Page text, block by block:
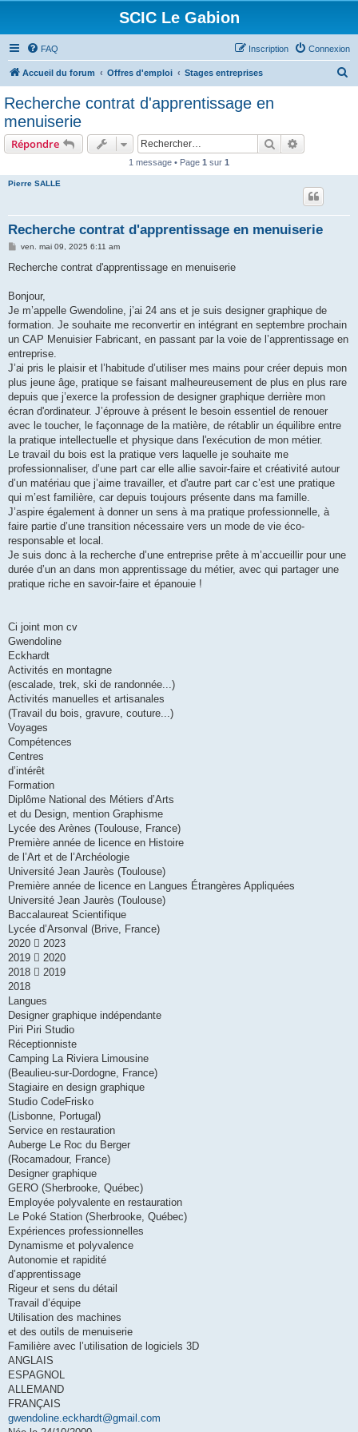
SCIC Le Gabion
FAQ Connexion
Inscription
Accueil du forum Offres d'emploi Stages entreprises
Recherche contrat d'apprentissage en
menuiserie
Répondre Rechercher
1 message • Page 1 sur 1
Pierre SALLE
Recherche contrat d'apprentissage en menuiserie
M
s
g
ven. mai 09, 2025 6:11 am
Recherche contrat d'apprentissage en menuiserie
Bonjour,
Je m’appelle Gwendoline, j’ai 24 ans et je suis designer graphique de
formation. Je souhaite me reconvertir en intégrant en septembre prochain
un CAP Menuisier Fabricant, en passant par la voie de l’apprentissage en
entreprise.
J’ai pris le plaisir et l’habitude d’utiliser mes mains pour créer depuis mon
plus jeune âge, pratique se faisant malheureusement de plus en plus rare
depuis que j’exerce la profession de designer graphique derrière mon
écran d'ordinateur. J’éprouve à présent le besoin essentiel de renouer
avec le toucher, le façonnage de la matière, de rétablir un équilibre entre
la pratique intellectuelle et physique dans l'exécution de mon métier.
Le travail du bois est la pratique vers laquelle je souhaite me
professionnaliser, d’une part car elle allie savoir-faire et créativité autour
d’un matériau que j’aime travailler, et d'autre part car c’est une pratique
qui m’est familière, car depuis toujours présente dans ma famille.
J’aspire également à donner un sens à ma pratique professionnelle, à
faire partie d’une transition nécessaire vers un mode de vie éco-
responsable et local.
Je suis donc à la recherche d’une entreprise prête à m’accueillir pour une
durée d’un an dans mon apprentissage du métier, avec qui partager une
pratique riche en savoir-faire et épanouie !
Ci joint mon cv
Gwendoline
Eckhardt
Activités en montagne
(escalade, trek, ski de randonnée...)
Activités manuelles et artisanales
(Travail du bois, gravure, couture...)
Voyages
Compétences
Centres
d’intérêt
Formation
Diplôme National des Métiers d’Arts
et du Design, mention Graphisme
Lycée des Arènes (Toulouse, France)
Première année de licence en Histoire
de l’Art et de l’Archéologie
Université Jean Jaurès (Toulouse)
Première année de licence en Langues Étrangères Appliquées
Université Jean Jaurès (Toulouse)
Baccalaureat Scientifique
Lycée d’Arsonval (Brive, France)
2020  2023
2019  2020
2018  2019
2018
Langues
Designer graphique indépendante
Piri Piri Studio
Réceptionniste
Camping La Riviera Limousine
(Beaulieu-sur-Dordogne, France)
Stagiaire en design graphique
Studio CodeFrisko
(Lisbonne, Portugal)
Service en restauration
Auberge Le Roc du Berger
(Rocamadour, France)
Designer graphique
GERO (Sherbrooke, Québec)
Employée polyvalente en restauration
Le Poké Station (Sherbrooke, Québec)
Expériences professionnelles
Dynamisme et polyvalence
Autonomie et rapidité
d’apprentissage
Rigeur et sens du détail
Travail d’équipe
Utilisation des machines
et des outils de menuiserie
Familière avec l’utilisation de logiciels 3D
ANGLAIS
ESPAGNOL
ALLEMAND
FRANÇAIS
gwendoline.eckhardt@gmail.com